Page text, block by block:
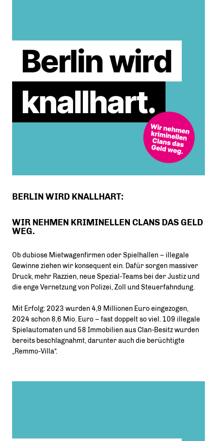
BERLIN WIRD KNALLHART:
WIR NEHMEN KRIMINELLEN CLANS DAS GELD
WEG.
Ob dubiose Mietwagenfirmen oder Spielhallen – illegale
Gewinne ziehen wir konsequent ein. Dafür sorgen massiver
Druck, mehr Razzien, neue Spezial-Teams bei der Justiz und
die enge Vernetzung von Polizei, Zoll und Steuerfahndung.
Mit Erfolg: 2023 wurden 4,9 Millionen Euro eingezogen,
2024 schon 8,6 Mio. Euro – fast doppelt so viel. 109 illegale
Spielautomaten und 58 Immobilien aus Clan-Besitz wurden
bereits beschlagnahmt, darunter auch die berüchtigte
Remmo-Villa“.